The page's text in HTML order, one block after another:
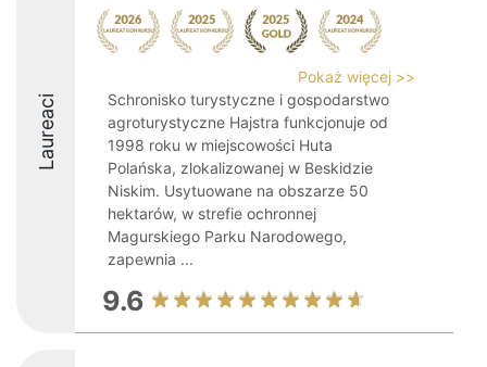
Laureaci
Pokaż więcej >>
Schronisko turystyczne i gospodarstwo
agroturystyczne Hajstra funkcjonuje od
1998 roku w miejscowości Huta
Polańska, zlokalizowanej w Beskidzie
Niskim. Usytuowane na obszarze 50
hektarów, w strefie ochronnej
Magurskiego Parku Narodowego,
zapewnia ...
9.6